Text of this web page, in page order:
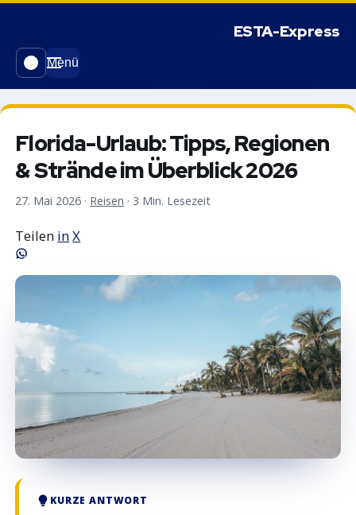
Menü
Florida-Urlaub: Tipps, Regionen
& Strände im Überblick 2026
27. Mai 2026 · Reisen · 3 Min. Lesezeit
Teilen inX
KURZE ANTWORT